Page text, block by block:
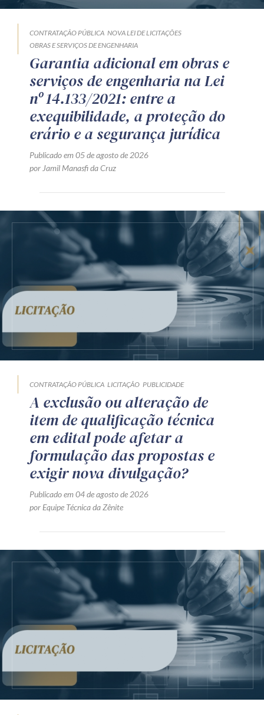
CONTRATAÇÃO PÚBLICA NOVA LEI DE LICITAÇÕES
OBRAS E SERVIÇOS DE ENGENHARIA
Garantia adicional em obras e
serviços de engenharia na Lei
nº 14.133/2021: entre a
exequibilidade, a proteção do
erário e a segurança jurídica
Publicado em 05 de agosto de 2026
por Jamil Manasfi da Cruz
CONTRATAÇÃO PÚBLICA LICITAÇÃO PUBLICIDADE
A exclusão ou alteração de
item de qualificação técnica
em edital pode afetar a
formulação das propostas e
exigir nova divulgação?
Publicado em 04 de agosto de 2026
por Equipe Técnica da Zênite